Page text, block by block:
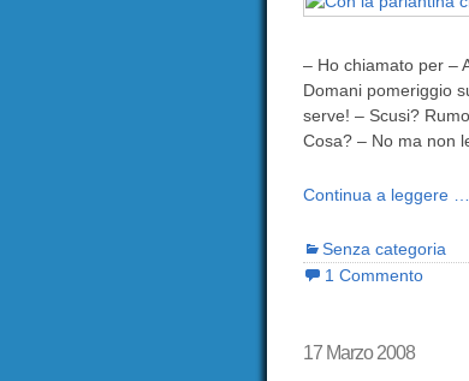
– Ho chiamato per –
Domani pomeriggio
serve! – Scusi?
Cosa? – No ma non
Continua a leggere …
Senza categoria
1 Commento
17 Marzo 2008